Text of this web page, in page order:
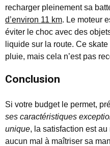
recharger pleinement sa
d’environ 11 km. Le moteur
éviter le choc avec des
liquide sur la route. Ce
pluie, mais cela n’est pas
Conclusion
Si votre budget le permet,
ses caractéristiques
unique, la satisfaction est au
aucun mal à maîtriser sa